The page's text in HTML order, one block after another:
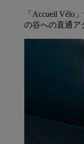
「Accueil Vélo
の谷への直通ア